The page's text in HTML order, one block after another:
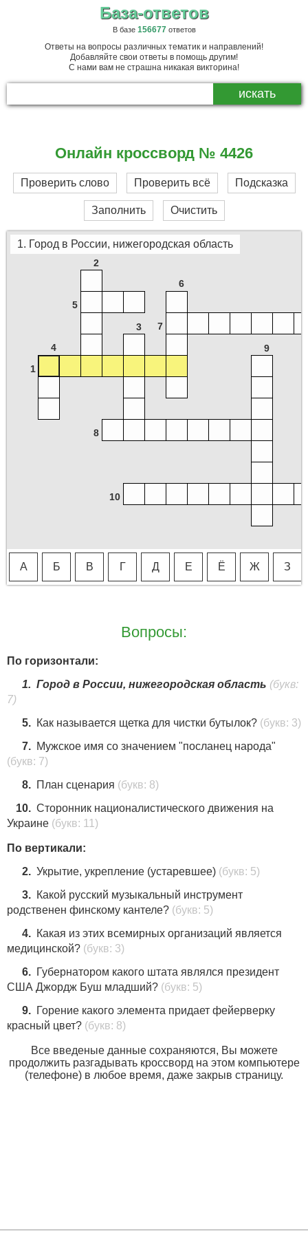
База-ответов
В базе 156677ответов
Ответы на вопросы различных тематик и направлений!
Добавляйте свои ответы в помощь другим!
С нами вам не страшна никакая викторина!
Онлайн кроссворд № 4426
Проверить слово Проверить всё Подсказка
Заполнить Очистить
1. Город в России, нижегородская область
А Б В Г Д Е Ё Ж З
2
6
5
3
7
4
9
1
8
10
Вопросы:
По горизонтали:
1. Город в России, нижегородская область (букв:
7)
5. Как называется щетка для чистки бутылок? (букв: 3)
7. Мужское имя со значением "посланец народа"
(букв: 7)
8. План сценария (букв: 8)
10. Сторонник националистического движения на
Украине (букв: 11)
По вертикали:
2. Укрытие, укрепление (устаревшее) (букв: 5)
3. Какой русский музыкальный инструмент
родственен финскому кантеле? (букв: 5)
4. Какая из этих всемирных организаций является
медицинской? (букв: 3)
6. Губернатором какого штата являлся президент
США Джордж Буш младший? (букв: 5)
9. Горение какого элемента придает фейерверку
красный цвет? (букв: 8)
Все введеные данные сохраняются, Вы можете
продолжить разгадывать кроссворд на этом компьютере
(телефоне) в любое время, даже закрыв страницу.